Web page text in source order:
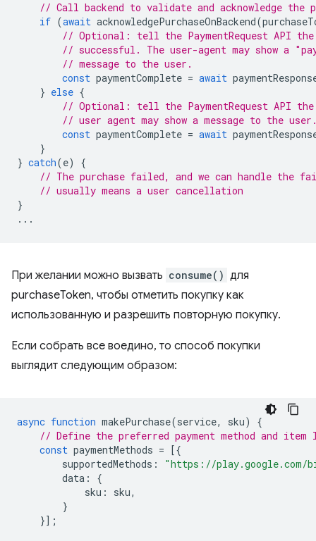
// Call backend to validate and acknowledge the
if (await acknowledgePurchaseOnBackend(
// Optional: tell the PaymentRequest API
// successful. The user-agent may show a
// message to the user.
const paymentComplete = await
} else {
// Optional: tell the PaymentRequest API
// user agent may show a message to the
const paymentComplete = await
}
} catch(e)
{
// The purchase failed, and we can handle the
// usually means a user cancellation
}
...
При желании можно вызвать consume() для
purchaseToken, чтобы отметить покупку как
использованную и разрешить повторную покупку.
Если собрать все воедино, то способ покупки
выглядит следующим образом:
async function makePurchase(service, sku)
{
// Define the preferred payment method and item
const paymentMethods = [{
supportedMethods :
"https://
data :
{
sku : sku,
}
}];